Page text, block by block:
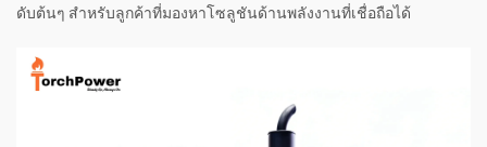
ดับต้นๆ สำหรับลูกค้าที่มองหาโซลูชันด้านพลังงานที่เชื่อถือได้